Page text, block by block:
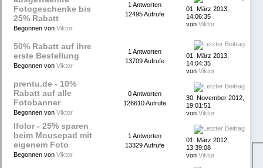
Fotogeschenke bis
25% Rabatt
Begonnen von Viktor
1 Antworten
12495 Aufrufe
01. März 2013,
14:06:35
von Viktor
50% Rabatt auf ihre
erste Bestellung
Begonnen von Viktor
1 Antworten
13709 Aufrufe
01. März 2013,
14:04:35
von Viktor
prentu.de - 10%
Rabatt auf alle
Fotobanner
Begonnen von Viktor
0 Antworten
126610 Aufrufe
30. November 2012,
19:01:51
von Viktor
Ifolor - 25% sparen
beim Mousepad mit
eigenem Foto
Begonnen von Viktor
1 Antworten
13329 Aufrufe
01. März 2012,
13:39:08
von Viktor